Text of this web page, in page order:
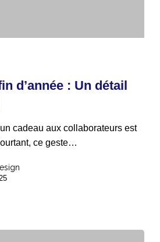
d’année : Un détail
cadeau aux collaborateurs est
ce geste…